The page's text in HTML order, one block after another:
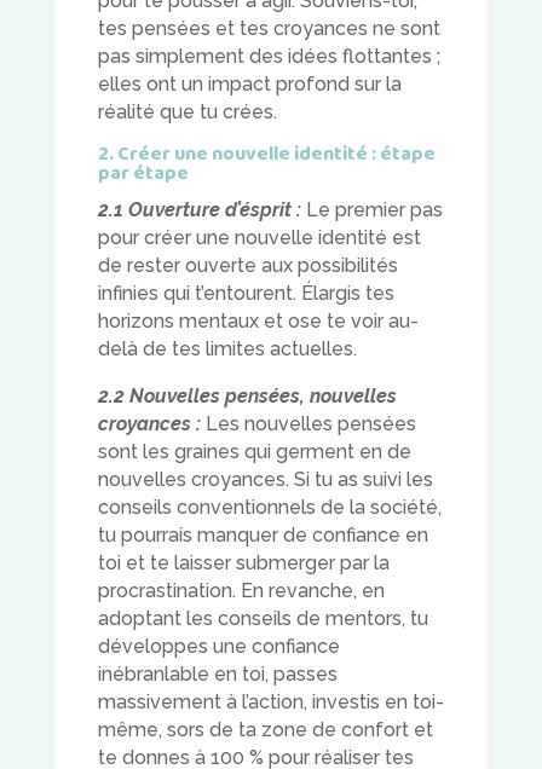
tes pensées et tes croyances ne sont
pas simplement des idées flottantes ;
elles ont un impact profond sur la
réalité que tu crées.
2. Créer une nouvelle identité : étape
par étape
2.1 Ouverture d’ésprit : Le premier pas
pour créer une nouvelle identité est
de rester ouverte aux possibilités
infinies qui t’entourent. Élargis tes
horizons mentaux et ose te voir au-
delà de tes limites actuelles.
2.2 Nouvelles pensées, nouvelles
croyances :Les nouvelles pensées
sont les graines qui germent en de
nouvelles croyances. Si tu as suivi les
conseils conventionnels de la société,
tu pourrais manquer de confiance en
toi et te laisser submerger par la
procrastination. En revanche, en
adoptant les conseils de mentors, tu
développes une confiance
inébranlable en toi, passes
massivement à l’action, investis en toi-
même, sors de ta zone de confort et
te donnes à 100 % pour réaliser tes